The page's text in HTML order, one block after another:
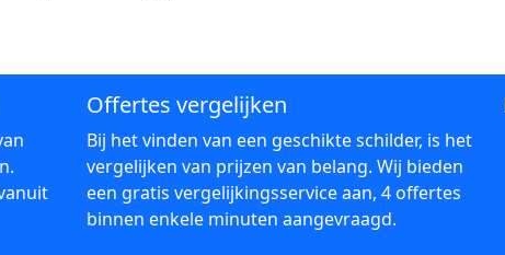
Offertes vergelijken
Bij het vinden van een geschikte schilder, is het
vergelijken van prijzen van belang. Wij bieden
een gratis vergelijkingsservice aan, 4 offertes
binnen enkele minuten aangevraagd.